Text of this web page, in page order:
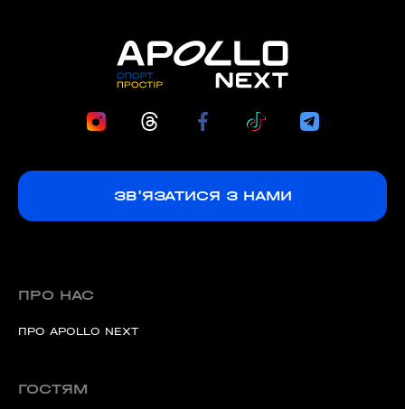
ЗВ'ЯЗАТИСЯ З НАМИ
ПРО НАС
ПРО APOLLO NEXT
ГОСТЯМ